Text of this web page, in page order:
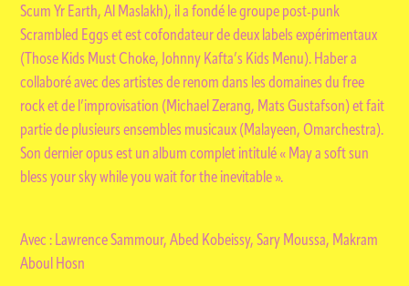
Scum Yr Earth, Al Maslakh), il a fondé le groupe post-punk
Scrambled Eggs et est cofondateur de deux labels expérimentaux
(Those Kids Must Choke, Johnny Kafta’s Kids Menu). Haber a
collaboré avec des artistes de renom dans les domaines du free
rock et de l’improvisation (Michael Zerang, Mats Gustafson) et fait
partie de plusieurs ensembles musicaux (Malayeen, Omarchestra).
Son dernier opus est un album complet intitulé « May a soft sun
bless your sky while you wait for the inevitable ».
Avec : Lawrence Sammour, Abed Kobeissy, Sary Moussa, Makram
Aboul Hosn